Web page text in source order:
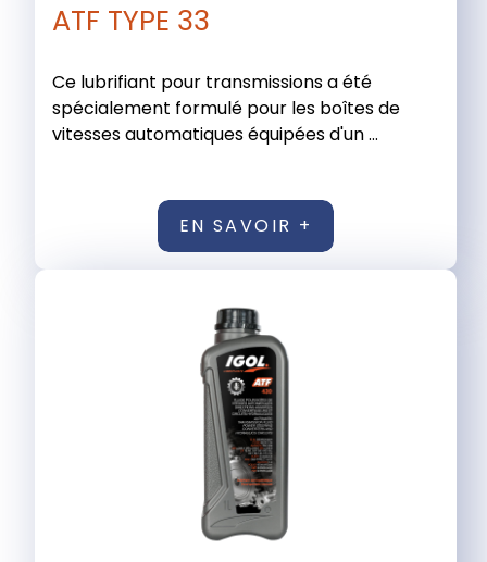
ATF TYPE 33
Ce lubrifiant pour transmissions a été
spécialement formulé pour les boîtes de
vitesses automatiques équipées d'un ...
EN SAVOIR +